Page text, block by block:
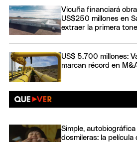
Vicuña financiará
US$250 millones en
extraer la primera
US$ 5.700 millones:
marcan récord en
Simple,
dosmileras: la